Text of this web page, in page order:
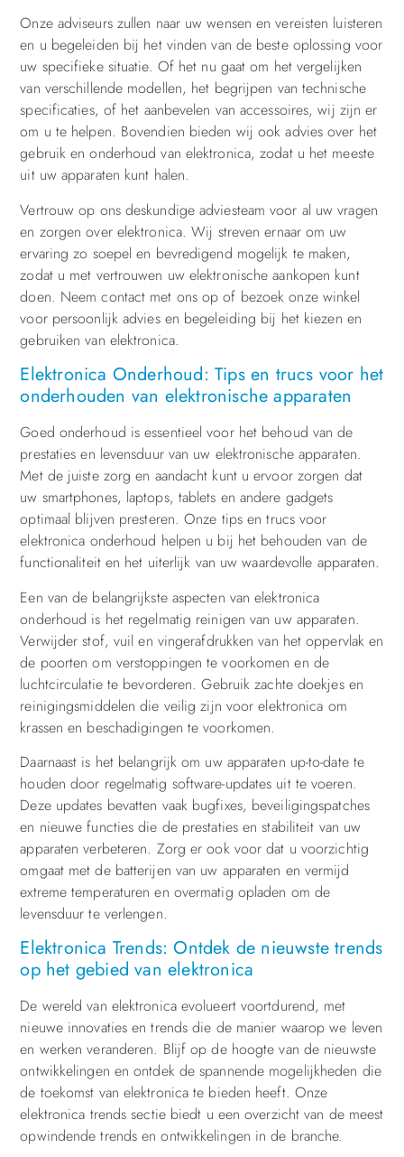
Onze adviseurs zullen naar uw wensen en vereisten luisteren
en u begeleiden bij het vinden van de beste oplossing voor
uw specifieke situatie. Of het nu gaat om het vergelijken
van verschillende modellen, het begrijpen van technische
specificaties, of het aanbevelen van accessoires, wij zijn er
om u te helpen. Bovendien bieden wij ook advies over het
gebruik en onderhoud van elektronica, zodat u het meeste
uit uw apparaten kunt halen.
Vertrouw op ons deskundige adviesteam voor al uw vragen
en zorgen over elektronica. Wij streven ernaar om uw
ervaring zo soepel en bevredigend mogelijk te maken,
zodat u met vertrouwen uw elektronische aankopen kunt
doen. Neem contact met ons op of bezoek onze winkel
voor persoonlijk advies en begeleiding bij het kiezen en
gebruiken van elektronica.
Elektronica Onderhoud: Tips en trucs voor het
onderhouden van elektronische apparaten
Goed onderhoud is essentieel voor het behoud van de
prestaties en levensduur van uw elektronische apparaten.
Met de juiste zorg en aandacht kunt u ervoor zorgen dat
uw smartphones, laptops, tablets en andere gadgets
optimaal blijven presteren. Onze tips en trucs voor
elektronica onderhoud helpen u bij het behouden van de
functionaliteit en het uiterlijk van uw waardevolle apparaten.
Een van de belangrijkste aspecten van elektronica
onderhoud is het regelmatig reinigen van uw apparaten.
Verwijder stof, vuil en vingerafdrukken van het oppervlak en
de poorten om verstoppingen te voorkomen en de
luchtcirculatie te bevorderen. Gebruik zachte doekjes en
reinigingsmiddelen die veilig zijn voor elektronica om
krassen en beschadigingen te voorkomen.
Daarnaast is het belangrijk om uw apparaten up-to-date te
houden door regelmatig software-updates uit te voeren.
Deze updates bevatten vaak bugfixes, beveiligingspatches
en nieuwe functies die de prestaties en stabiliteit van uw
apparaten verbeteren. Zorg er ook voor dat u voorzichtig
omgaat met de batterijen van uw apparaten en vermijd
extreme temperaturen en overmatig opladen om de
levensduur te verlengen.
Elektronica Trends: Ontdek de nieuwste trends
op het gebied van elektronica
De wereld van elektronica evolueert voortdurend, met
nieuwe innovaties en trends die de manier waarop we leven
en werken veranderen. Blijf op de hoogte van de nieuwste
ontwikkelingen en ontdek de spannende mogelijkheden die
de toekomst van elektronica te bieden heeft. Onze
elektronica trends sectie biedt u een overzicht van de meest
opwindende trends en ontwikkelingen in de branche.